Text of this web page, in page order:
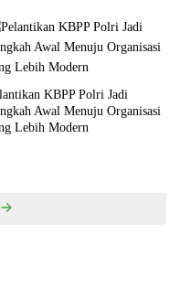
KBPP Polri Jadi
Awal Menuju Organisasi
Lebih Modern